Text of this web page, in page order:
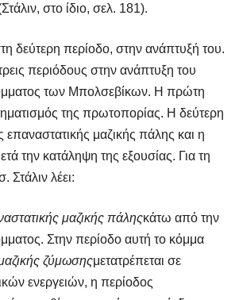
στο ίδιο, σελ. 181).
δεύτερη περίοδο, στην ανάπτυξή του.
περιόδους στην ανάπτυξη του
των Μπολσεβίκων. Η πρώτη
της πρωτοπορίας. Η δεύτερη
επαναστατικής μαζικής πάλης και η
την κατάληψη της εξουσίας. Για τη
Στάλιν λέει:
μαζικής πάληςκάτω από την
Στην περίοδο αυτή το κόμμα
ζύμωσηςμετατρέπεται σε
ενεργειών, η περίοδος